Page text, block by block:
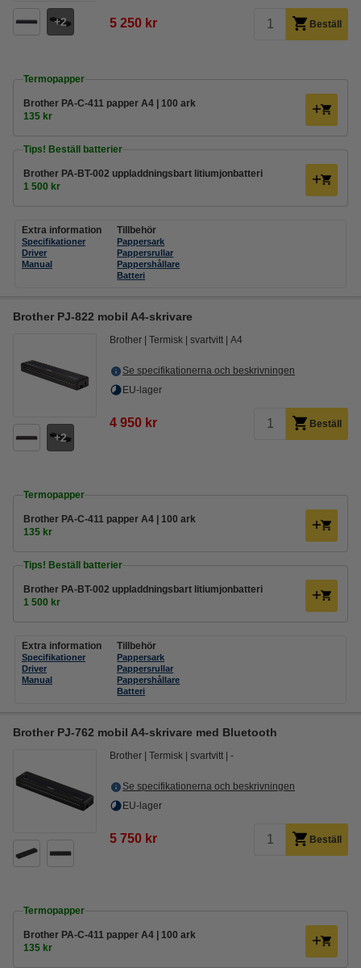
2 5 250 kr Beställ
Termopapper
Brother PA-C-411 papper A4 | 100 ark
135 kr
Tips! Beställ batterier
Brother PA-BT-002 uppladdningsbart litiumjonbatteri
1 500 kr
Extra information
Specifikationer
Driver
Manual
Tillbehör
Pappersark
Pappersrullar
Pappershållare
Batteri
Brother PJ-822 mobil A4-skrivare
2
Brother Termisk svartvitt A4
Se specifikationerna och beskrivningen
EU-lager
4 950 kr Beställ
Termopapper
Brother PA-C-411 papper A4 | 100 ark
135 kr
Tips! Beställ batterier
Brother PA-BT-002 uppladdningsbart litiumjonbatteri
1 500 kr
Extra information
Specifikationer
Driver
Manual
Tillbehör
Pappersark
Pappersrullar
Pappershållare
Batteri
Brother PJ-762 mobil A4-skrivare med Bluetooth
Brother Termisk svartvitt -
Se specifikationerna och beskrivningen
EU-lager
5 750 kr Beställ
Termopapper
Brother PA-C-411 papper A4 | 100 ark
135 kr